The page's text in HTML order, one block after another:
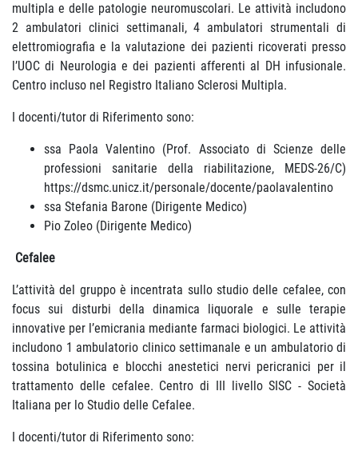
multipla e delle patologie neuromuscolari. Le attività includono
2 ambulatori clinici settimanali, 4 ambulatori strumentali di
elettromiografia e la valutazione dei pazienti ricoverati presso
l’UOC di Neurologia e dei pazienti afferenti al DH infusionale.
Centro incluso nel Registro Italiano Sclerosi Multipla.
I docenti/tutor di Riferimento sono:
ssa Paola Valentino (Prof. Associato di Scienze delle
professioni sanitarie della riabilitazione, MEDS-26/C)
https://dsmc.unicz.it/personale/docente/paolavalentino
ssa Stefania Barone (Dirigente Medico)
Pio Zoleo (Dirigente Medico)
Cefalee
L’attività del gruppo è incentrata sullo studio delle cefalee, con
focus sui disturbi della dinamica liquorale e sulle terapie
innovative per l’emicrania mediante farmaci biologici. Le attività
includono 1 ambulatorio clinico settimanale e un ambulatorio di
tossina botulinica e blocchi anestetici nervi pericranici per il
trattamento delle cefalee. Centro di III livello SISC - Società
Italiana per lo Studio delle Cefalee.
I docenti/tutor di Riferimento sono: